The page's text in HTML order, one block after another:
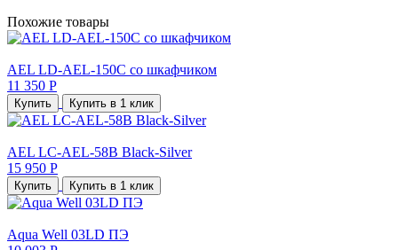
Похожие товары
AEL LD-AEL-150С со шкафчиком
11 350 Р
Купить Купить в 1 клик
AEL LC-AEL-58B Black-Silver
15 950 Р
Купить Купить в 1 клик
Aqua Well 03LD ПЭ